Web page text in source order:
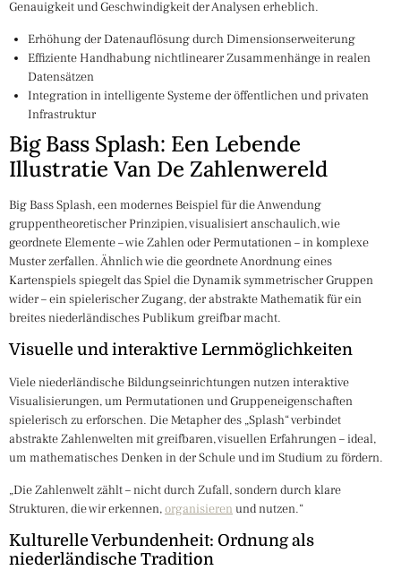
Genauigkeit und Geschwindigkeit der Analysen erheblich.
Erhöhung der Datenauflösung durch Dimensionserweiterung
Effiziente Handhabung nichtlinearer Zusammenhänge in realen
Datensätzen
Integration in intelligente Systeme der öffentlichen und privaten
Infrastruktur
Big Bass Splash: Een Lebende
Illustratie Van De Zahlenwereld
Big Bass Splash, een modernes Beispiel für die Anwendung
gruppentheoretischer Prinzipien, visualisiert anschaulich, wie
geordnete Elemente – wie Zahlen oder Permutationen – in komplexe
Muster zerfallen. Ähnlich wie die geordnete Anordnung eines
Kartenspiels spiegelt das Spiel die Dynamik symmetrischer Gruppen
wider – ein spielerischer Zugang, der abstrakte Mathematik für ein
breites niederländisches Publikum greifbar macht.
Visuelle und interaktive Lernmöglichkeiten
Viele niederländische Bildungseinrichtungen nutzen interaktive
Visualisierungen, um Permutationen und Gruppeneigenschaften
spielerisch zu erforschen. Die Metapher des „Splash“ verbindet
abstrakte Zahlenwelten mit greifbaren, visuellen Erfahrungen – ideal,
um mathematisches Denken in der Schule und im Studium zu fördern.
„Die Zahlenwelt zählt – nicht durch Zufall, sondern durch klare
Strukturen, die wir erkennen,organisieren und nutzen.“
Kulturelle Verbundenheit: Ordnung als
niederländische Tradition